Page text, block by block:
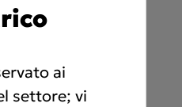
ai
settore; vi